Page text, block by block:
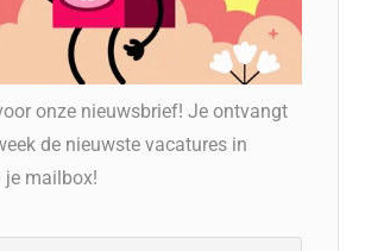
onze nieuwsbrief! Je ontvangt
de nieuwste vacatures in
je mailbox!